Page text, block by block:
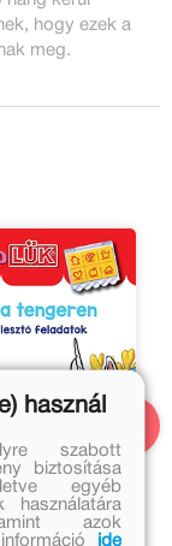
hogy ezek a
meg.
használ
szabott
biztosítása
egyéb
használatára
azok
ide